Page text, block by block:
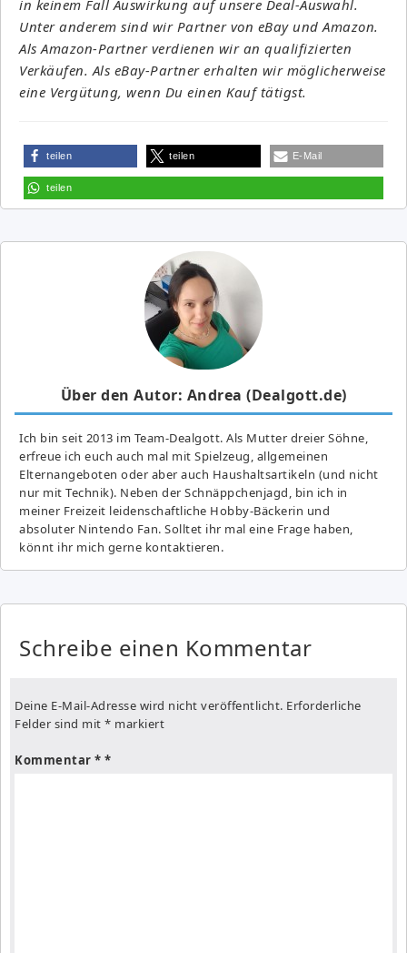
in keinem Fall Auswirkung auf unsere Deal-Auswahl.
Unter anderem sind wir Partner von eBay und Amazon.
Als Amazon-Partner verdienen wir an qualifizierten
Verkäufen. Als eBay-Partner erhalten wir möglicherweise
eine Vergütung, wenn Du einen Kauf tätigst.
teilen teilen E-Mail
teilen
Über den Autor: Andrea (Dealgott.de)
Ich bin seit 2013 im Team-Dealgott. Als Mutter dreier Söhne,
erfreue ich euch auch mal mit Spielzeug, allgemeinen
Elternangeboten oder aber auch Haushaltsartikeln (und nicht
nur mit Technik). Neben der Schnäppchenjagd, bin ich in
meiner Freizeit leidenschaftliche Hobby-Bäckerin und
absoluter Nintendo Fan. Solltet ihr mal eine Frage haben,
könnt ihr mich gerne kontaktieren.
Schreibe einen Kommentar
Deine E-Mail-Adresse wird nicht veröffentlicht. Erforderliche
Felder sind mit * markiert
Kommentar *